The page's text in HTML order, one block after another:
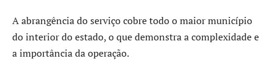
A abrangência do serviço cobre todo o maior município
do interior do estado, o que demonstra a complexidade e
a importância da operação.